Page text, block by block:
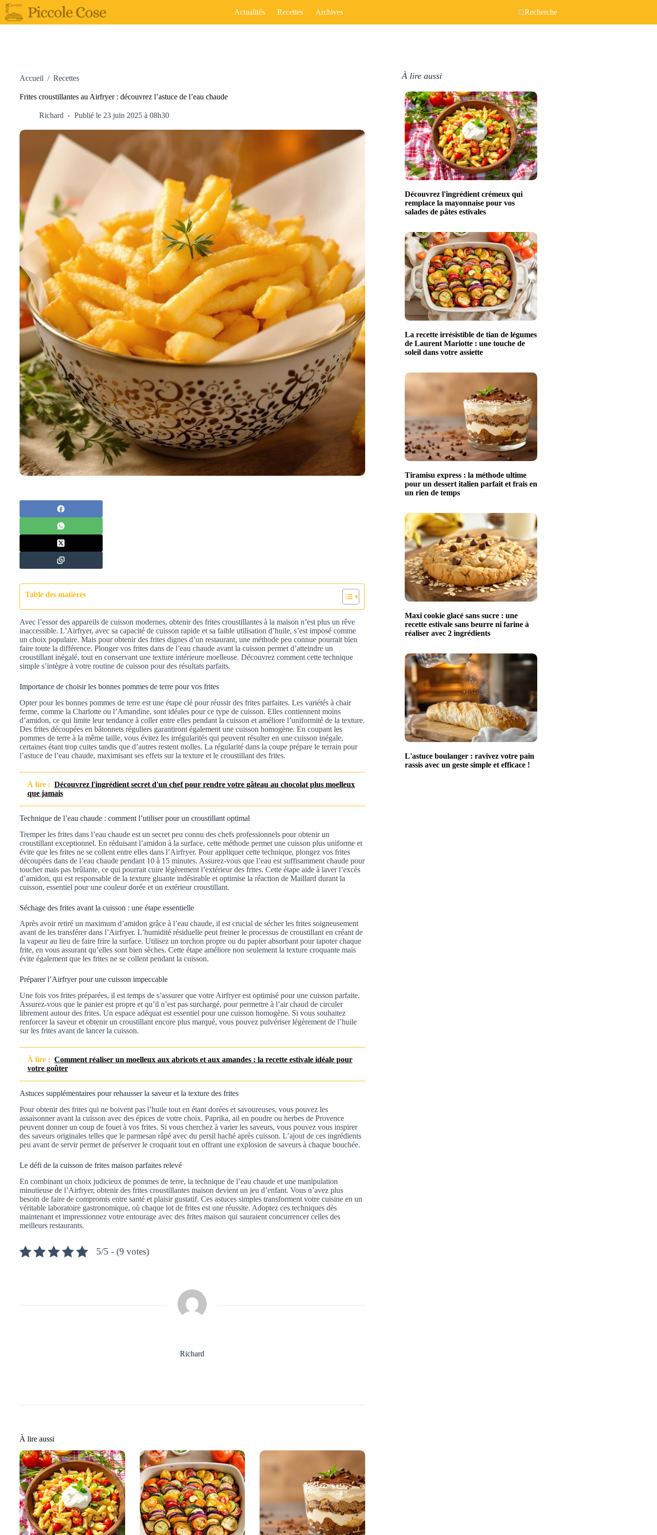
Passer
au
contenu
Actualités Recettes Archives Recherche
Accueil / Recettes
Frites croustillantes au Airfryer : découvrez l’astuce de l’eau chaude
Richard Publié le 23 juin 2025 à 08h30
Table des matières
Avec l’essor des appareils de cuisson modernes, obtenir des frites croustillantes à la maison n’est plus un rêve
inaccessible. L’Airfryer, avec sa capacité de cuisson rapide et sa faible utilisation d’huile, s’est imposé comme
un choix populaire. Mais pour obtenir des frites dignes d’un restaurant, une méthode peu connue pourrait bien
faire toute la différence. Plonger vos frites dans de l’eau chaude avant la cuisson permet d’atteindre un
croustillant inégalé, tout en conservant une texture intérieure moelleuse. Découvrez comment cette technique
simple s’intègre à votre routine de cuisson pour des résultats parfaits.
Importance de choisir les bonnes pommes de terre pour vos frites
Opter pour les bonnes pommes de terre est une étape clé pour réussir des frites parfaites. Les variétés à chair
ferme, comme la Charlotte ou l’Amandine, sont idéales pour ce type de cuisson. Elles contiennent moins
d’amidon, ce qui limite leur tendance à coller entre elles pendant la cuisson et améliore l’uniformité de la texture.
Des frites découpées en bâtonnets réguliers garantiront également une cuisson homogène. En coupant les
pommes de terre à la même taille, vous évitez les irrégularités qui peuvent résulter en une cuisson inégale,
certaines étant trop cuites tandis que d’autres restent molles. La régularité dans la coupe prépare le terrain pour
l’astuce de l’eau chaude, maximisant ses effets sur la texture et le croustillant des frites.
À lire : Découvrez l'ingrédient secret d'un chef pour rendre votre gâteau au chocolat plus moelleux
que jamais
Technique de l’eau chaude : comment l’utiliser pour un croustillant optimal
Tremper les frites dans l’eau chaude est un secret peu connu des chefs professionnels pour obtenir un
croustillant exceptionnel. En réduisant l’amidon à la surface, cette méthode permet une cuisson plus uniforme et
évite que les frites ne se collent entre elles dans l’Airfryer. Pour appliquer cette technique, plongez vos frites
découpées dans de l’eau chaude pendant 10 à 15 minutes. Assurez-vous que l’eau est suffisamment chaude pour
toucher mais pas brûlante, ce qui pourrait cuire légèrement l’extérieur des frites. Cette étape aide à laver l’excès
d’amidon, qui est responsable de la texture gluante indésirable et optimise la réaction de Maillard durant la
cuisson, essentiel pour une couleur dorée et un extérieur croustillant.
Séchage des frites avant la cuisson : une étape essentielle
Après avoir retiré un maximum d’amidon grâce à l’eau chaude, il est crucial de sécher les frites soigneusement
avant de les transférer dans l’Airfryer. L’humidité résiduelle peut freiner le processus de croustillant en créant de
la vapeur au lieu de faire frire la surface. Utilisez un torchon propre ou du papier absorbant pour tapoter chaque
frite, en vous assurant qu’elles sont bien sèches. Cette étape améliore non seulement la texture croquante mais
évite également que les frites ne se collent pendant la cuisson.
Préparer l’Airfryer pour une cuisson impeccable
Une fois vos frites préparées, il est temps de s’assurer que votre Airfryer est optimisé pour une cuisson parfaite.
Assurez-vous que le panier est propre et qu’il n’est pas surchargé, pour permettre à l’air chaud de circuler
librement autour des frites. Un espace adéquat est essentiel pour une cuisson homogène. Si vous souhaitez
renforcer la saveur et obtenir un croustillant encore plus marqué, vous pouvez pulvériser légèrement de l’huile
sur les frites avant de lancer la cuisson.
À lire : Comment réaliser un moelleux aux abricots et aux amandes : la recette estivale idéale pour
votre goûter
Astuces supplémentaires pour rehausser la saveur et la texture des frites
Pour obtenir des frites qui ne boivent pas l’huile tout en étant dorées et savoureuses, vous pouvez les
assaisonner avant la cuisson avec des épices de votre choix. Paprika, ail en poudre ou herbes de Provence
peuvent donner un coup de fouet à vos frites. Si vous cherchez à varier les saveurs, vous pouvez vous inspirer
des saveurs originales telles que le parmesan râpé avec du persil haché après cuisson. L’ajout de ces ingrédients
peu avant de servir permet de préserver le croquant tout en offrant une explosion de saveurs à chaque bouchée.
Le défi de la cuisson de frites maison parfaites relevé
En combinant un choix judicieux de pommes de terre, la technique de l’eau chaude et une manipulation
minutieuse de l’Airfryer, obtenir des frites croustillantes maison devient un jeu d’enfant. Vous n’avez plus
besoin de faire de compromis entre santé et plaisir gustatif. Ces astuces simples transforment votre cuisine en un
véritable laboratoire gastronomique, où chaque lot de frites est une réussite. Adoptez ces techniques dès
maintenant et impressionnez votre entourage avec des frites maison qui sauraient concurrencer celles des
meilleurs restaurants.
5/5 - (9 votes)
Richard
À lire aussi
À lire aussi
Découvrez l'ingrédient crémeux qui
remplace la mayonnaise pour vos
salades de pâtes estivales
La recette irrésistible de tian de légumes
de Laurent Mariotte : une touche de
soleil dans votre assiette
Tiramisu express : la méthode ultime
pour un dessert italien parfait et frais en
un rien de temps
Maxi cookie glacé sans sucre : une
recette estivale sans beurre ni farine à
réaliser avec 2 ingrédients
L'astuce boulanger : ravivez votre pain
rassis avec un geste simple et efficace !